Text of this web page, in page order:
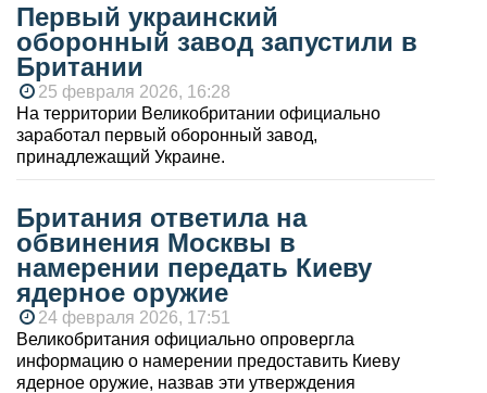
Первый украинский
оборонный завод запустили в
Британии
25 февраля 2026, 16:28
На территории Великобритании официально
заработал первый оборонный завод,
принадлежащий Украине.
Британия ответила на
обвинения Москвы в
намерении передать Киеву
ядерное оружие
24 февраля 2026, 17:51
Великобритания официально опровергла
информацию о намерении предоставить Киеву
ядерное оружие, назвав эти утверждения